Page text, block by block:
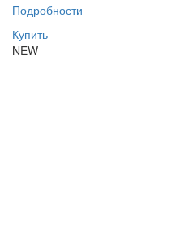
Подробности
Купить
NEW